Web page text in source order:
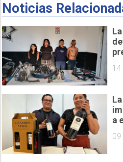
Noticias
14
a
09